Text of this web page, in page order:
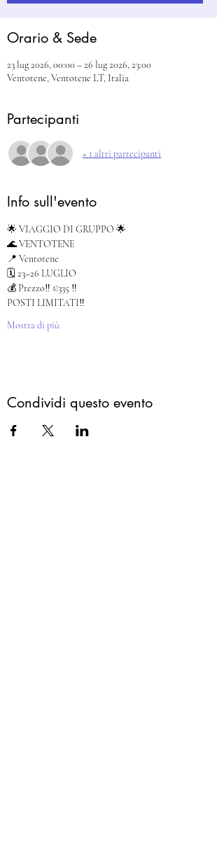
Orario & Sede
23 lug 2026, 00:00 – 26 lug 2026, 23:00
Ventotene, Ventotene LT, Italia
Partecipanti
+ 1 altri partecipanti
Info sull'evento
🌟 VIAGGIO DI GRUPPO 🌟
🌊 VENTOTENE
📍 Ventotene
🗓️ 23–26 LUGLIO
💰 Prezzo‼️ €335 ‼️
POSTI LIMITATI‼️
Mostra di più
Condividi questo evento